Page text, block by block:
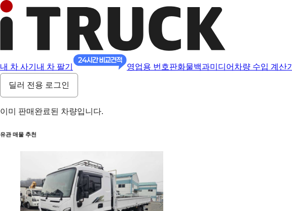
내 차 사기 내 차 팔기 영업용 번호판화물백과미디어 차량 수입 계산기
딜러 전용 로그인
이미 판매완료된 차량입니다.
유관 매물 추천